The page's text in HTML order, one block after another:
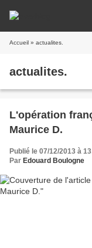
Accueil » actualites.
actualites.
L'opération
Maurice D.
Publié le 07/12/2013 à
Par Edouard Boulogne